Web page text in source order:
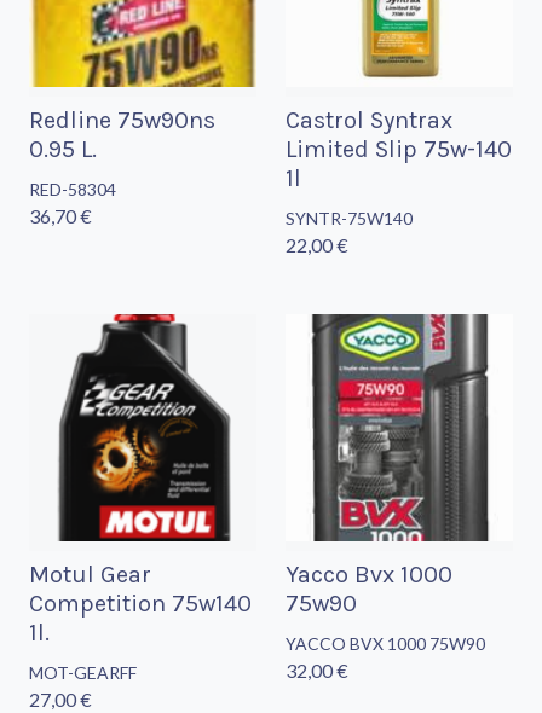
Redline 75w90ns
0.95 L.
RED-58304
36,70 €
Castrol Syntrax
Limited Slip 75w-140
1l
SYNTR-75W140
22,00 €
Motul Gear
Competition 75w140
1l.
MOT-GEARFF
27,00 €
Yacco Bvx 1000
75w90
YACCO BVX 1000 75W90
32,00 €